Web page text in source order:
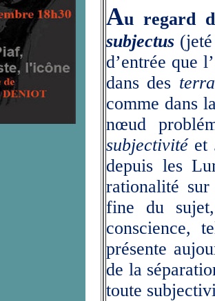
Au regard
subjectus
d’entrée que
dans des
comme dans
nœud
subjectivitéet
depuis les
rationalité
fine du
conscience,
présente
de la
toute